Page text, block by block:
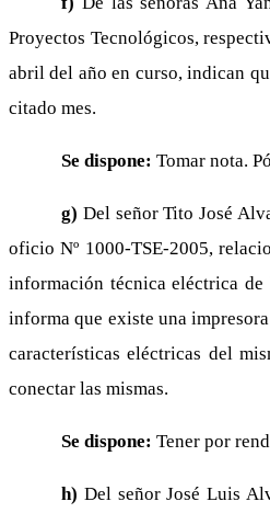
Proyectos Tecnológicos,
abril del año en curso, indican
citado mes.
Se dispone: Tomar nota.
g) Del señor Tito José
oficio Nº 1000-TSE-2005,
información técnica eléctrica
informa que existe una
características eléctricas del
conectar las mismas.
Se dispone: Tener por
h) Del señor José Luis